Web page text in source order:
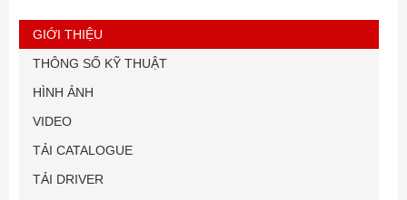
GIỚI THIỆU
THÔNG SỐ KỸ THUẬT
HÌNH ẢNH
VIDEO
TẢI CATALOGUE
TẢI DRIVER